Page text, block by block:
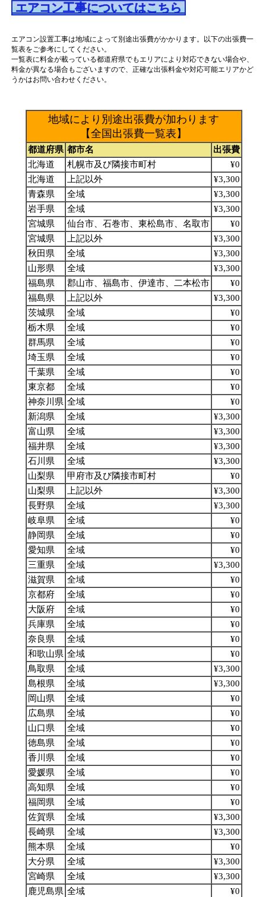
エアコン工事についてはこちら
エアコン設置工事は地域によって別途出張費がかかります。以下の出張費一
覧表をご参考にしてください。
一覧表に料金が載っている都道府県でもエリアにより対応できない場合や、
料金が異なる場合もございますので、正確な出張料金や対応可能エリアかど
うかはお問い合わせください。
地域により別途出張費が加わります
【全国出張費一覧表】
都道府県 都市名
出張費
北海道
札幌市及び隣接市町村
¥0
北海道
上記以外
¥3,300
青森県
全域
¥3,300
岩手県
全域
¥3,300
宮城県
仙台市、石巻市、東松島市、名取市
¥0
宮城県
上記以外
¥3,300
秋田県
全域
¥3,300
山形県
全域
¥3,300
福島県
郡山市、福島市、伊達市、二本松市
¥0
福島県
上記以外
¥3,300
茨城県
全域
¥0
栃木県
全域
¥0
群馬県
全域
¥0
埼玉県
全域
¥0
千葉県
全域
¥0
東京都
全域
¥0
神奈川県 全域
¥0
新潟県
全域
¥3,300
富山県
全域
¥3,300
福井県
全域
¥3,300
石川県
全域
¥3,300
山梨県
甲府市及び隣接市町村
¥0
山梨県
上記以外
¥3,300
長野県
全域
¥3,300
岐阜県
全域
¥0
静岡県
全域
¥0
愛知県
全域
¥0
三重県
全域
¥3,300
滋賀県
全域
¥0
京都府
全域
¥0
大阪府
全域
¥0
兵庫県
全域
¥0
奈良県
全域
¥0
和歌山県 全域
¥0
鳥取県
全域
¥3,300
島根県
全域
¥3,300
岡山県
全域
¥0
広島県
全域
¥0
山口県
全域
¥0
徳島県
全域
¥0
香川県
全域
¥0
愛媛県
全域
¥0
高知県
全域
¥0
福岡県
全域
¥0
佐賀県
全域
¥3,300
長崎県
全域
¥3,300
熊本県
全域
¥0
大分県
全域
¥3,300
宮崎県
全域
¥3,300
鹿児島県 全域 ¥0